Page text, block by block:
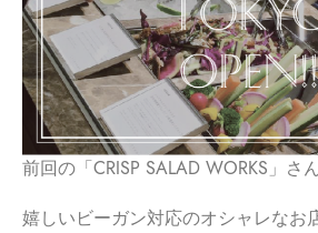
前回の「CRISP SALAD WORKS」さ
嬉しいビーガン対応のオシャレなお